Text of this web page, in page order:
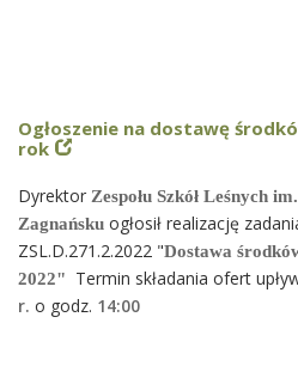
Ogłoszenie na dostawę
rok
Dyrektor Zespołu Szkół Leśnych
Zagnańsku ogłosił realizację
ZSL.D.271.2.2022 "Dostawa
2022"
Termin składania ofert
r. o godz. 14:00